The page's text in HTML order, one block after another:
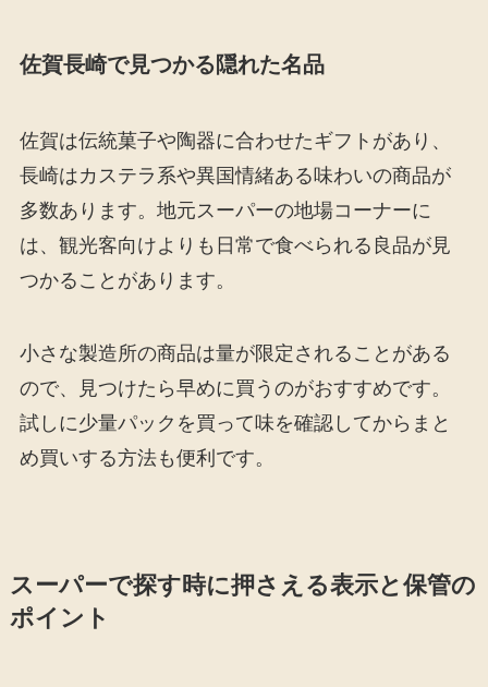
佐賀長崎で見つかる隠れた名品
佐賀は伝統菓子や陶器に合わせたギフトがあり、
長崎はカステラ系や異国情緒ある味わいの商品が
多数あります。地元スーパーの地場コーナーに
は、観光客向けよりも日常で食べられる良品が見
つかることがあります。
小さな製造所の商品は量が限定されることがある
ので、見つけたら早めに買うのがおすすめです。
試しに少量パックを買って味を確認してからまと
め買いする方法も便利です。
スーパーで探す時に押さえる表示と保管の
ポイント